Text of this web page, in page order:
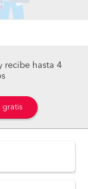
recibe hasta 4
gratis